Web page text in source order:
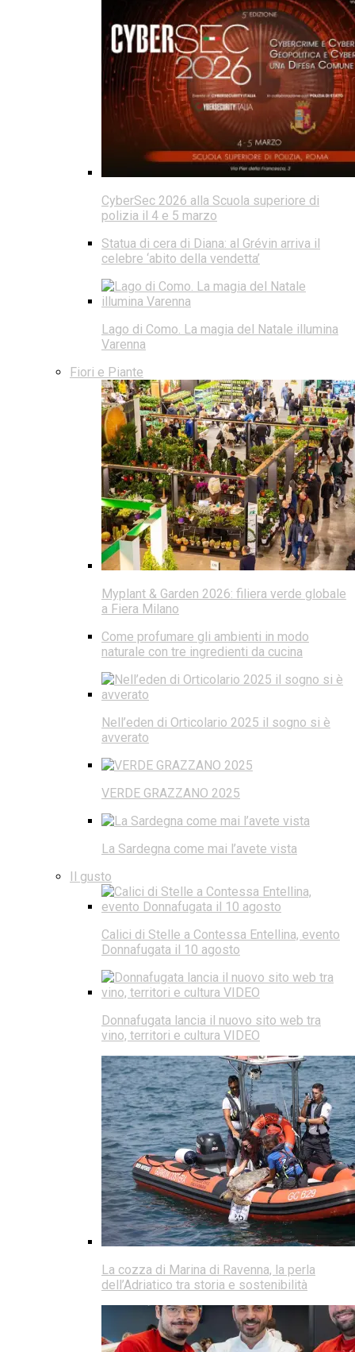
CyberSec 2026 alla Scuola superiore di
polizia il 4 e 5 marzo
Statua di cera di Diana: al Grévin arriva il
celebre ‘abito della vendetta’
Lago di Como. La magia del Natale illumina
Varenna
Fiori e Piante
Myplant & Garden 2026: filiera verde globale
a Fiera Milano
Come profumare gli ambienti in modo
naturale con tre ingredienti da cucina
Nell’eden di Orticolario 2025 il sogno si è
avverato
VERDE GRAZZANO 2025
La Sardegna come mai l’avete vista
Il gusto
Calici di Stelle a Contessa Entellina, evento
Donnafugata il 10 agosto
Donnafugata lancia il nuovo sito web tra
vino, territori e cultura VIDEO
La cozza di Marina di Ravenna, la perla
dell’Adriatico tra storia e sostenibilità